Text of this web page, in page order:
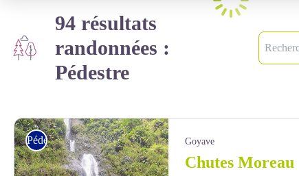
94 résultats
randonnées :
Pédestre
Recherche
Pédestre Goyave
Chutes Moreau
Chargement